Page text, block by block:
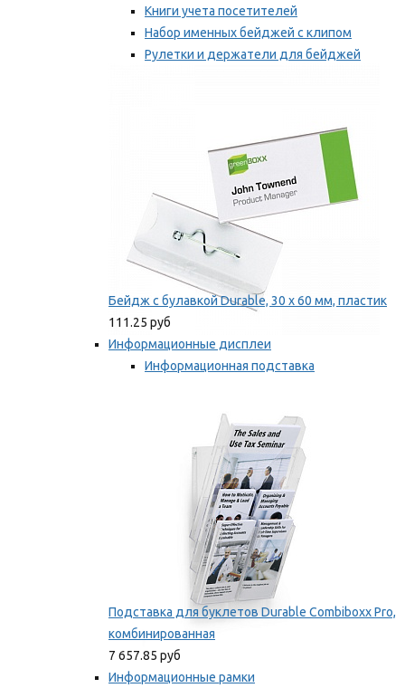
Книги учета посетителей
Набор именных бейджей с клипом
Рулетки и держатели для бейджей
Бейдж с булавкой Durable, 30 х 60 мм, пластик
111.25 руб
Информационные дисплеи
Информационная подставка
Подставка для буклетов Durable Combiboxx Pro,
комбинированная
7 657.85 руб
Информационные рамки